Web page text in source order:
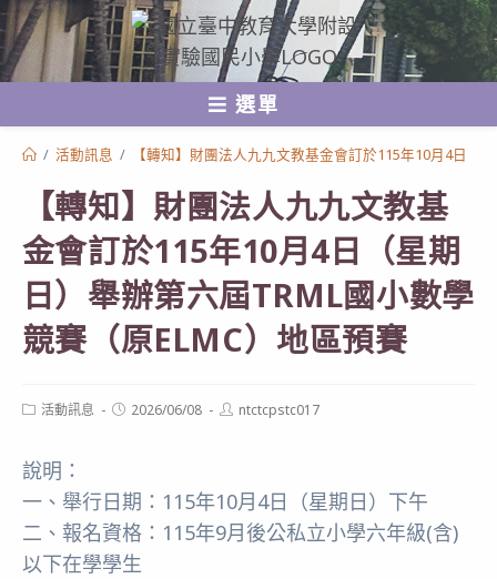
跳
轉
至
選單
/ 活動訊息 / 【轉知】財團法人九九文教基金會訂於115年10月4日（
【轉知】財團法人九九文教基
金會訂於115年10月4日（星期
日）舉辦第六屆TRML國小數學
競賽（原ELMC）地區預賽
Post活動訊息
Post2026/06/08
Postntctcpstc017
說明：
一、舉行日期：115年10月4日（星期日）下午
二、報名資格：115年9月後公私立小學六年級(含)
以下在學學生